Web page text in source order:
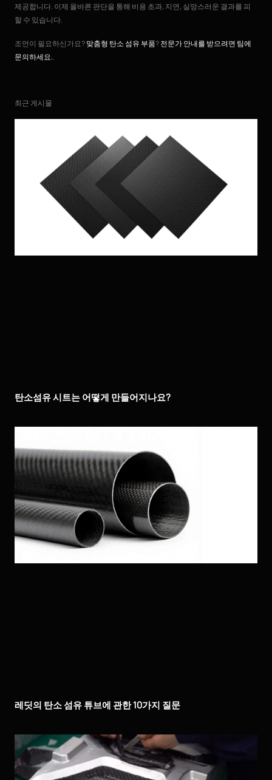
제공합니다. 이제 올바른 판단을 통해 비용 초과, 지연, 실망스러운 결과를 피
할 수 있습니다.
조언이 필요하신가요?맞춤형 탄소 섬유 부품?전문가 안내를 받으려면 팀에
문의하세요..
최근 게시물
탄소섬유 시트는 어떻게 만들어지나요?
레딧의 탄소 섬유 튜브에 관한 10가지 질문